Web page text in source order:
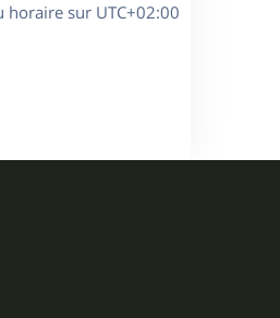
horaire sur UTC+02:00